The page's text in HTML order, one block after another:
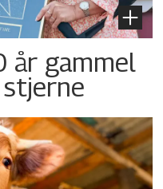
år gammel